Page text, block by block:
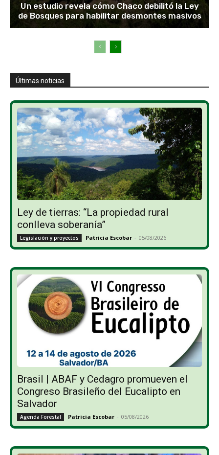
Un estudio revela cómo Chaco debilitó la Ley
de Bosques para habilitar desmontes masivos
Últimas noticias
Ley de tierras: “La propiedad rural
conlleva soberanía”
Legislación y proyectos Patricia Escobar - 05/08/2026
Brasil | ABAF y Cedagro promueven el
Congreso Brasileño del Eucalipto en
Salvador
Agenda Forestal Patricia Escobar - 05/08/2026